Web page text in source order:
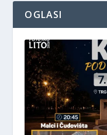
OGLASI